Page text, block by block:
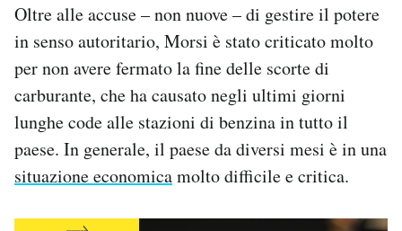
Esci
Oltre alle accuse – non nuove – di gestire il potere
in senso autoritario, Morsi è stato criticato molto
per non avere fermato la fine delle scorte di
carburante, che ha causato negli ultimi giorni
lunghe code alle stazioni di benzina in tutto il
paese. In generale, il paese da diversi mesi è in una
situazione economicamolto difficile e critica.